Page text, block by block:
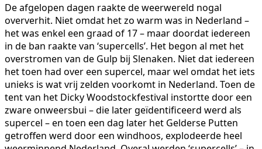
De afgelopen dagen raakte de weerwereld nogal
oververhit. Niet omdat het zo warm was in Nederland –
het was enkel een graad of 17 – maar doordat iedereen
in de ban raakte van ‘supercells’. Het begon al met het
overstromen van de Gulp bij Slenaken. Niet dat iedereen
het toen had over een supercel, maar wel omdat het iets
unieks is wat vrij zelden voorkomt in Nederland. Toen de
tent van het Dicky Woodstockfestival instortte door een
zware onweersbui – die later geïdentificeerd werd als
supercel – en toen een dag later het Gelderse Putten
getroffen werd door een windhoos, explodeerde heel